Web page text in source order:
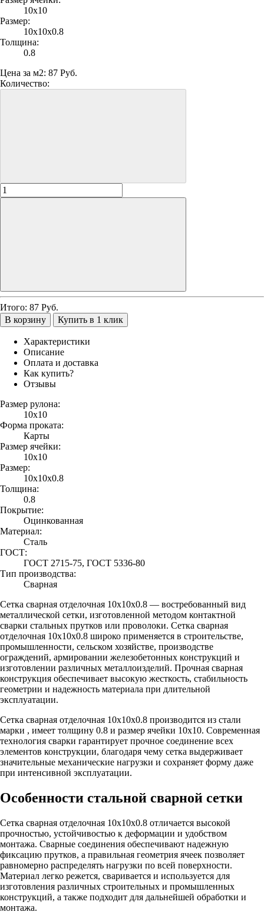
10х10
Размер:
10х10х0.8
Толщина:
0.8
Цена за м2: 87 Руб.
Количество:
Итого: 87 Руб.
В корзину
Купить в 1 клик
Характеристики
Описание
Оплата и доставка
Как купить?
Отзывы
Размер рулона:
10х10
Форма проката:
Карты
Размер ячейки:
10х10
Размер:
10х10х0.8
Толщина:
0.8
Покрытие:
Оцинкованная
Материал:
Сталь
ГОСТ:
ГОСТ 2715-75, ГОСТ 5336-80
Тип производства:
Сварная
Сетка сварная отделочная 10х10х0.8 — востребованный вид
металлической сетки, изготовленной методом контактной
сварки стальных прутков или проволоки. Сетка сварная
отделочная 10х10х0.8 широко применяется в строительстве,
промышленности, сельском хозяйстве, производстве
ограждений, армировании железобетонных конструкций и
изготовлении различных металлоизделий. Прочная сварная
конструкция обеспечивает высокую жесткость, стабильность
геометрии и надежность материала при длительной
эксплуатации.
Сетка сварная отделочная 10х10х0.8 производится из стали
марки , имеет толщину 0.8 и размер ячейки 10х10. Современная
технология сварки гарантирует прочное соединение всех
элементов конструкции, благодаря чему сетка выдерживает
значительные механические нагрузки и сохраняет форму даже
при интенсивной эксплуатации.
Особенности стальной сварной сетки
Сетка сварная отделочная 10х10х0.8 отличается высокой
прочностью, устойчивостью к деформации и удобством
монтажа. Сварные соединения обеспечивают надежную
фиксацию прутков, а правильная геометрия ячеек позволяет
равномерно распределять нагрузки по всей поверхности.
Материал легко режется, сваривается и используется для
изготовления различных строительных и промышленных
конструкций, а также подходит для дальнейшей обработки и
монтажа.